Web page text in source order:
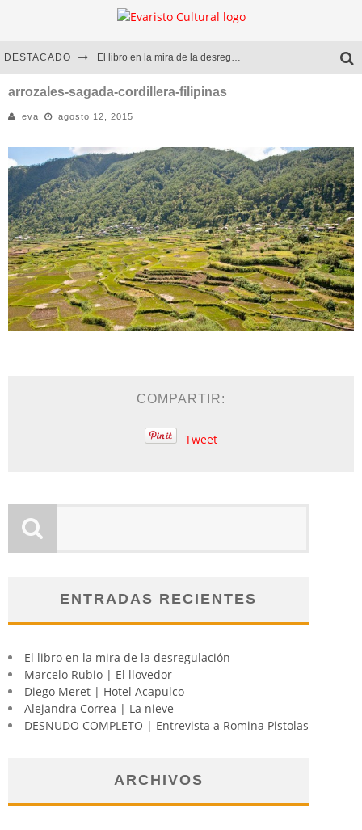
DESTACADO El libro en la mira de la desregulación
Marcelo Rubio | El llovedor
Diego Meret | Hotel Acapulco
Alejandra Correa | La nieve
arrozales-sagada-cordillera-filipinas
eva agosto 12, 2015
COMPARTIR:
Tweet
ENTRADAS RECIENTES
El libro en la mira de la desregulación
Marcelo Rubio | El llovedor
Diego Meret | Hotel Acapulco
Alejandra Correa | La nieve
DESNUDO COMPLETO | Entrevista a Romina Pistolas
ARCHIVOS